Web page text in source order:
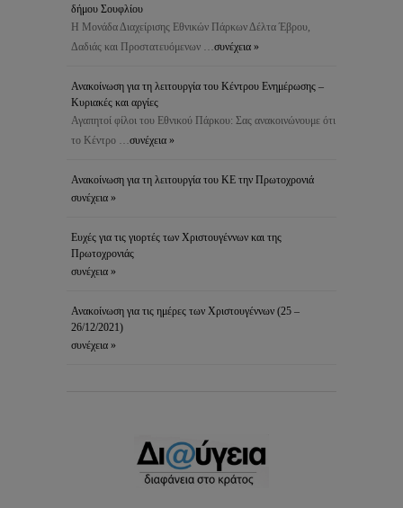
δήμου Σουφλίου
Η Μονάδα Διαχείρισης Εθνικών Πάρκων Δέλτα Έβρου,
Δαδιάς και Προστατευόμενων …συνέχεια »
Ανακοίνωση για τη λειτουργία του Κέντρου Ενημέρωσης –
Κυριακές και αργίες
Αγαπητοί φίλοι του Εθνικού Πάρκου: Σας ανακοινώνουμε ότι
το Κέντρο …συνέχεια »
Ανακοίνωση για τη λειτουργία του ΚΕ την Πρωτοχρονιά
συνέχεια »
Ευχές για τις γιορτές των Χριστουγέννων και της
Πρωτοχρονιάς
συνέχεια »
Ανακοίνωση για τις ημέρες των Χριστουγέννων (25 –
26/12/2021)
συνέχεια »